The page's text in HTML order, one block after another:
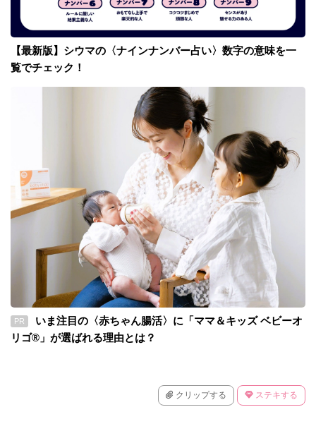
【最新版】シウマの〈ナインナンバー占い〉数字の意味を一
覧でチェック！
PR
いま注目の〈赤ちゃん腸活〉に「ママ＆キッズ ベビーオ
リゴ®」が選ばれる理由とは？
クリップする ステキする